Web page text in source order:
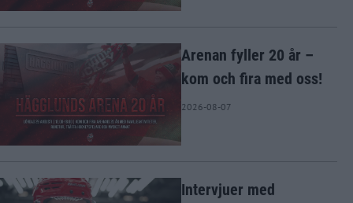
Arenan fyller 20 år –
kom och fira med oss!
2026-08-07
Intervjuer med